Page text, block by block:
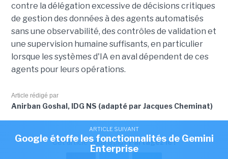
contre la délégation excessive de décisions critiques
de gestion des données à des agents automatisés
sans une observabilité, des contrôles de validation et
une supervision humaine suffisants, en particulier
lorsque les systèmes d'IA en aval dépendent de ces
agents pour leurs opérations.
Article rédigé par
Anirban Goshal, IDG NS (adapté par Jacques Cheminat)
Cet article vous a plu?Partagez le !
ARTICLE SUIVANT
Google étoffe les fonctionnalités de Gemini
Enterprise